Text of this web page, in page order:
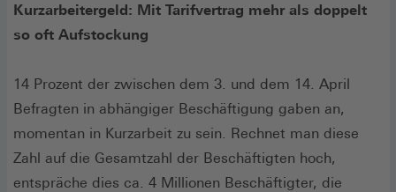
Kurzarbeitergeld: Mit Tarifvertrag mehr als doppelt
so oft Aufstockung
14 Prozent der zwischen dem 3. und dem 14. April
Befragten in abhängiger Beschäftigung gaben an,
momentan in Kurzarbeit zu sein. Rechnet man diese
Zahl auf die Gesamtzahl der Beschäftigten hoch,
entspräche dies ca. 4 Millionen Beschäftigter, die